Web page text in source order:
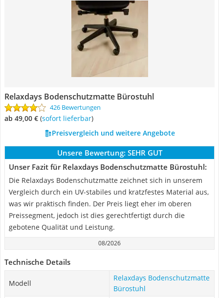
Relaxdays Bodenschutzmatte Bürostuhl
426 Bewertungen
ab 49,00 € ( Sofort lieferbar)
Preisvergleich und weitere Angebote
Unsere Bewertung: SEHR GUT
Unser Fazit für Relaxdays Bodenschutzmatte Bürostuhl:
Die Relaxdays Bodenschutzmatte zeichnet sich in unserem
Vergleich durch ein UV-stabiles und kratzfestes Material aus,
was wir praktisch finden. Der Preis liegt eher im oberen
Preissegment, jedoch ist dies gerechtfertigt durch die
gebotene Qualität und Leistung.
08/2026
Technische Details
Modell
Relaxdays Bodenschutzmatte
Bürostuhl